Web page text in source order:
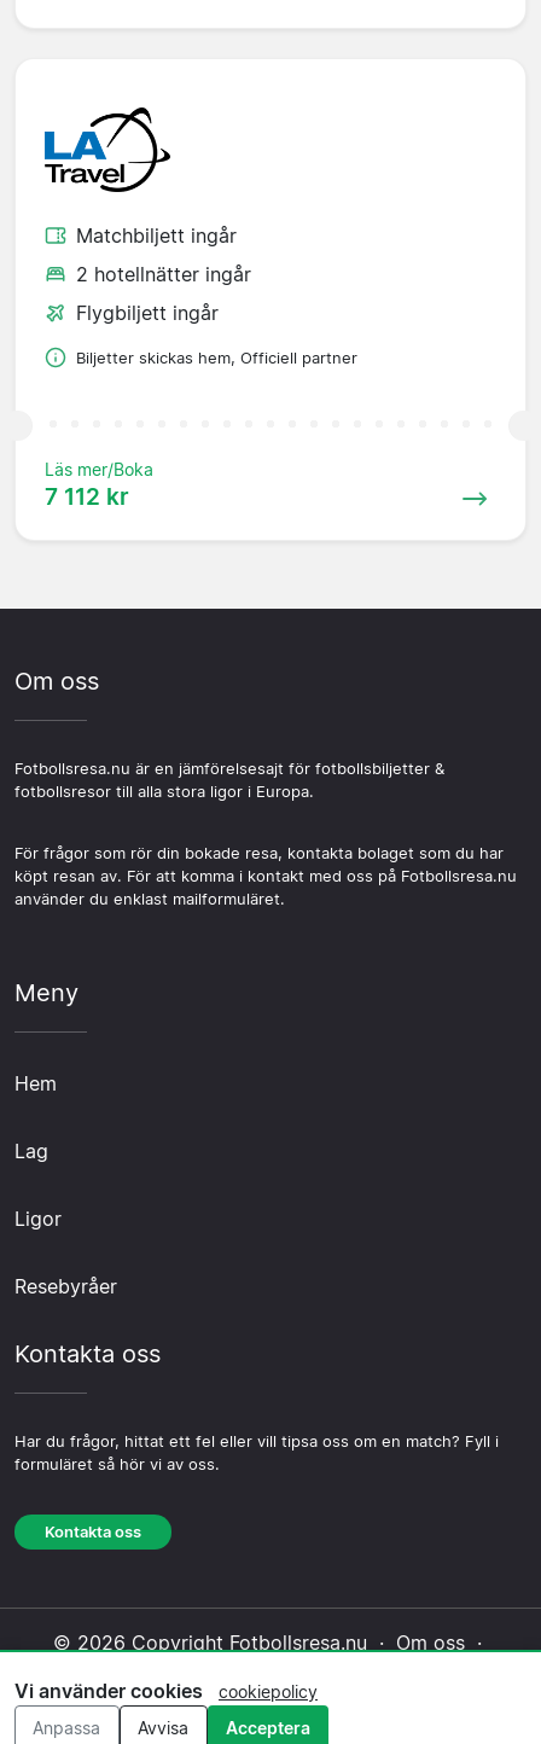
Matchbiljett ingår
2 hotellnätter ingår
Flygbiljett ingår
Biljetter skickas hem, Officiell partner
Läs mer/Boka
7 112 kr
Om oss
Fotbollsresa.nu är en jämförelsesajt för fotbollsbiljetter &
fotbollsresor till alla stora ligor i Europa.
För frågor som rör din bokade resa, kontakta bolaget som du har
köpt resan av. För att komma i kontakt med oss på Fotbollsresa.nu
använder du enklast mailformuläret.
Meny
Hem
Lag
Ligor
Resebyråer
Kontakta oss
Har du frågor, hittat ett fel eller vill tipsa oss om en match? Fyll i
formuläret så hör vi av oss.
Kontakta oss
© 2026 Copyright Fotbollsresa.nu · Om oss ·
Redaktionell policy
Vi använder cookies
cookiepolicy
Anpassa
Avvisa Acceptera